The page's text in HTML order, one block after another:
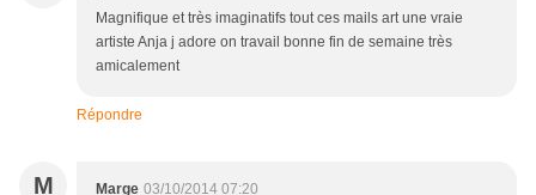
Magnifique et très imaginatifs tout ces mails art une vraie
artiste Anja j adore on travail bonne fin de semaine très
amicalement
Répondre
M Marge 03/10/2014 07:20